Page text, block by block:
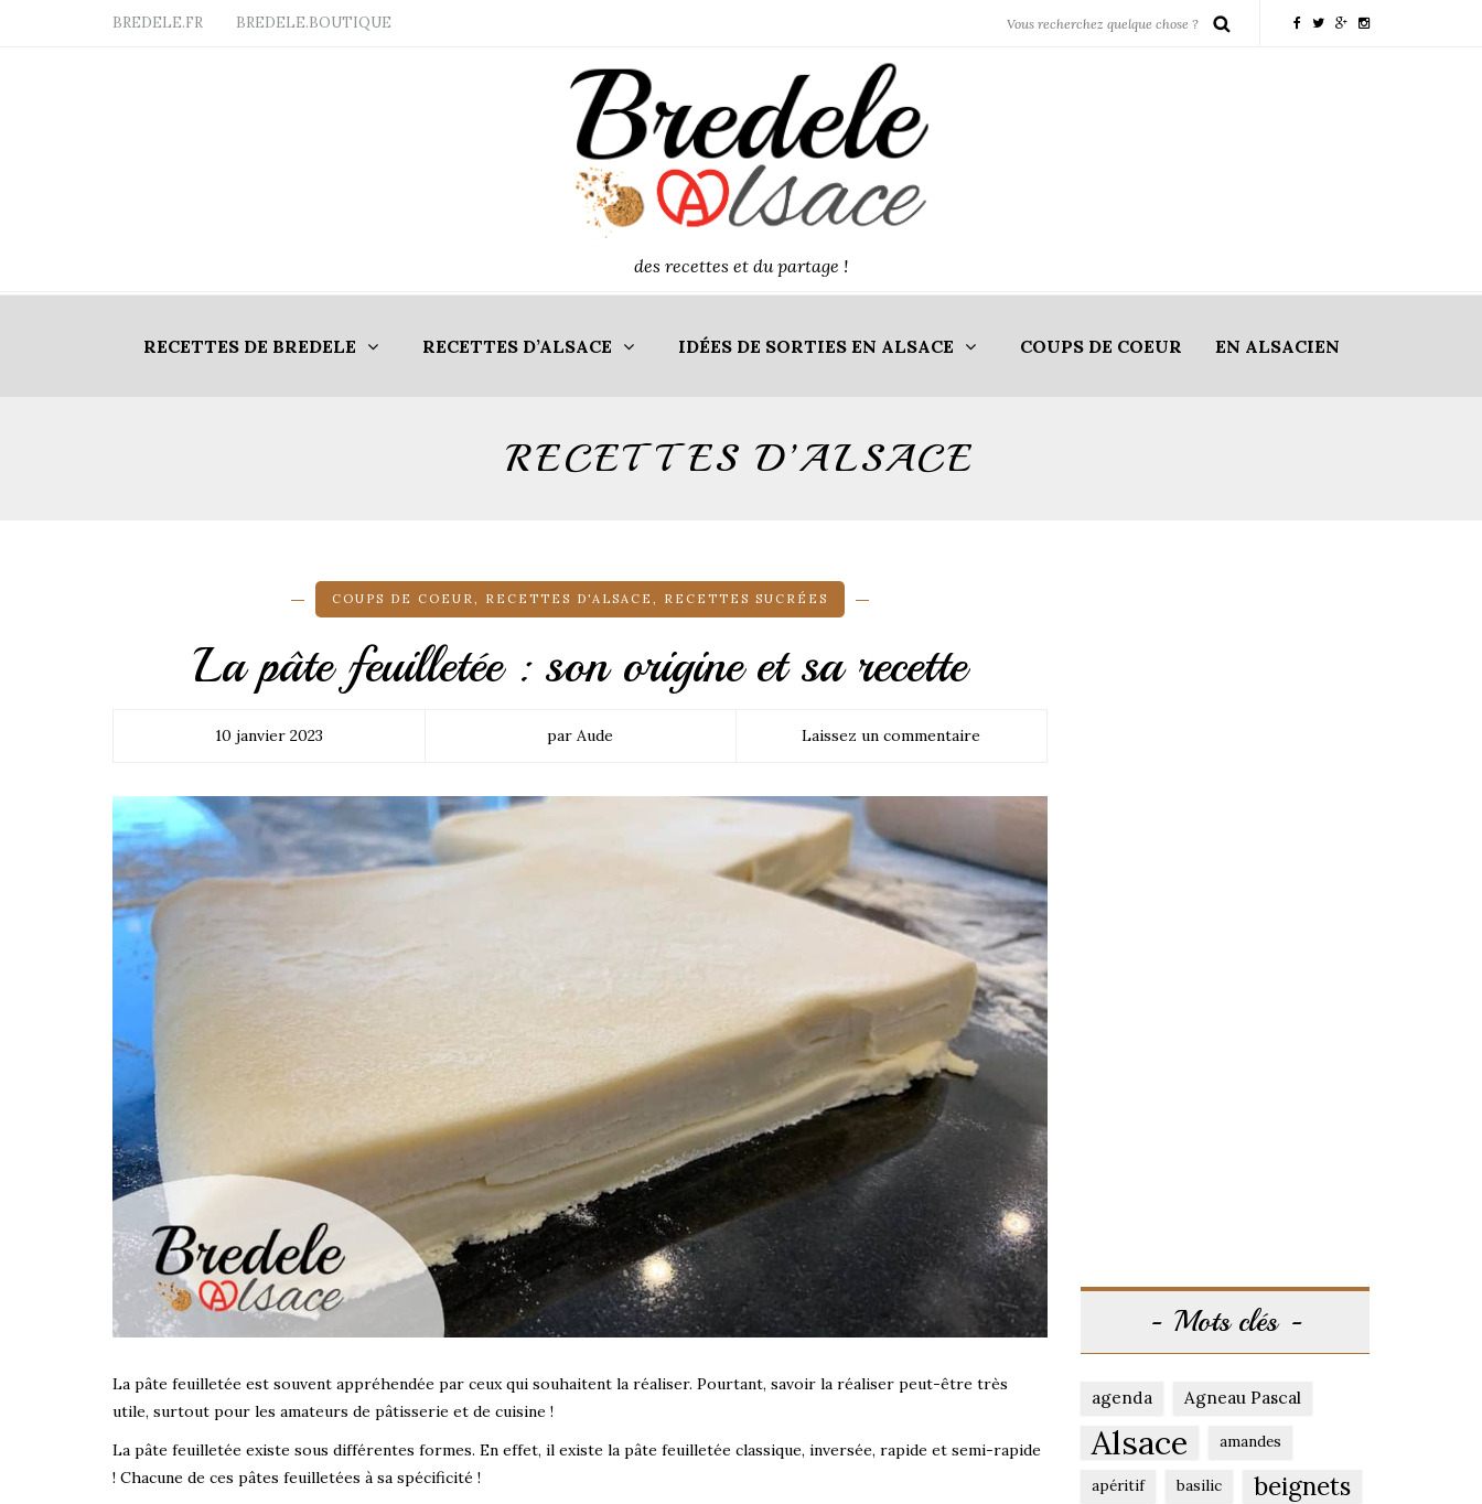
BREDELE.FR BREDELE.BOUTIQUE
des recettes et du partage !
RECETTES DE BREDELE RECETTES D’ALSACE IDÉES DE SORTIES EN ALSACE COUPS DE COEUR EN ALSACIEN
RECETTES D’ALSACE
COUPS DE COEUR, RECETTES D'ALSACE , RECETTES SUCRÉES
La pâte feuilletée : son origine et sa recette
10 janvier 2023 par Aude Laissez un commentaire
La pâte feuilletée est souvent appréhendée par ceux qui souhaitent la réaliser. Pourtant, savoir la réaliser peut-être très
utile, surtout pour les amateurs de pâtisserie et de cuisine !
La pâte feuilletée existe sous différentes formes. En effet, il existe la pâte feuilletée classique, inversée, rapide et semi-rapide
! Chacune de ces pâtes feuilletées à sa spécificité !
Mots clés
agenda Agneau Pascal
Alsace amandes
apéritif basilic
beignets